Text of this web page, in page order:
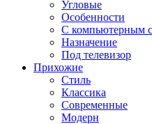
Угловые
Особенности
С компьютерным
Назначение
Под телевизор
Прихожие
Стиль
Классика
Современные
Модерн